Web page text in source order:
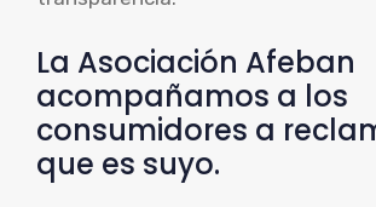
La Asociación Afeban
acompañamos a los
consumidores a
que es suyo.